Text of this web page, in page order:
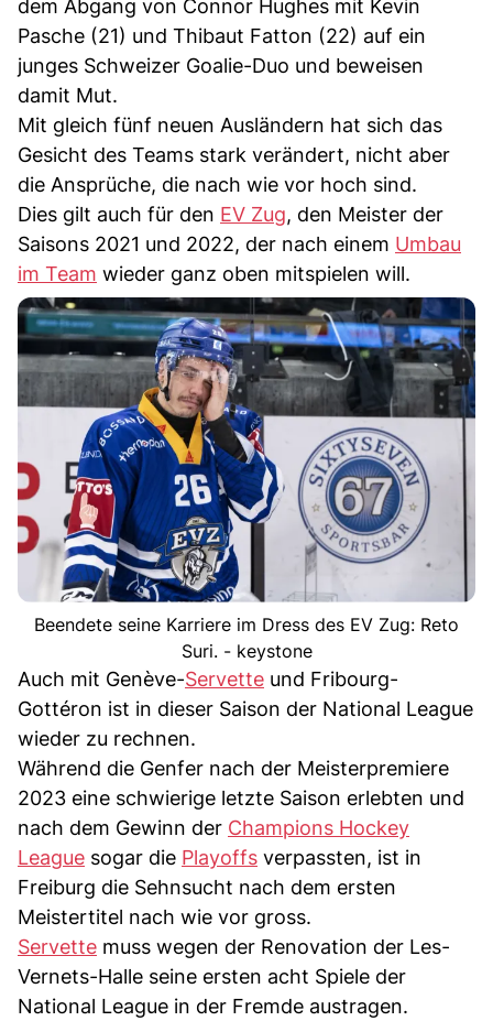
dem Abgang von Connor Hughes mit Kevin
Pasche (21) und Thibaut Fatton (22) auf ein
junges Schweizer Goalie-Duo und beweisen
damit Mut.
Mit gleich fünf neuen Ausländern hat sich das
Gesicht des Teams stark verändert, nicht aber
die Ansprüche, die nach wie vor hoch sind.
Dies gilt auch für den EV Zug, den Meister der
Saisons 2021 und 2022, der nach einem Umbau
im Team wieder ganz oben mitspielen will.
Beendete seine Karriere im Dress des EV Zug: Reto
Suri. - keystone
Auch mit Genève-Servette und Fribourg-
Gottéron ist in dieser Saison der National League
wieder zu rechnen.
Während die Genfer nach der Meisterpremiere
2023 eine schwierige letzte Saison erlebten und
nach dem Gewinn der Champions Hockey
League sogar die Playoffs verpassten, ist in
Freiburg die Sehnsucht nach dem ersten
Meistertitel nach wie vor gross.
Servette muss wegen der Renovation der Les-
Vernets-Halle seine ersten acht Spiele der
National League in der Fremde austragen.